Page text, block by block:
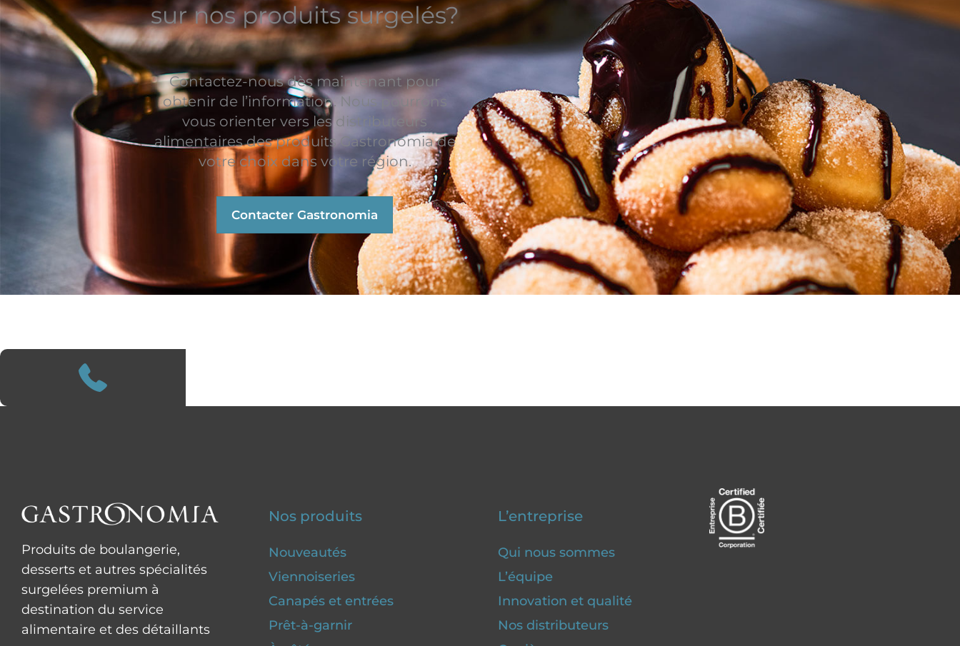
sur nos produits surgelés?
Contactez-nous dès maintenant pour
obtenir de l’information. Nous pourrons
vous orienter vers les distributeurs
alimentaires des produits Gastronomia de
votre choix dans votre région.
Contacter Gastronomia
Produits de boulangerie,
desserts et autres spécialités
surgelées premium à
destination du service
alimentaire et des détaillants
Nos produits
Nouveautés
Viennoiseries
Canapés et entrées
Prêt-à-garnir
L’entreprise
Qui nous sommes
L’équipe
Innovation et qualité
Nos distributeurs